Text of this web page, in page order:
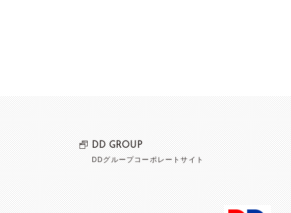
DD GROUP
DDグループコーポレートサイト